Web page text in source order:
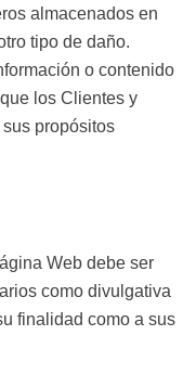
almacenados en
tipo de daño.
o contenido
los Clientes y
propósitos
Web debe ser
como divulgativa
finalidad como a sus